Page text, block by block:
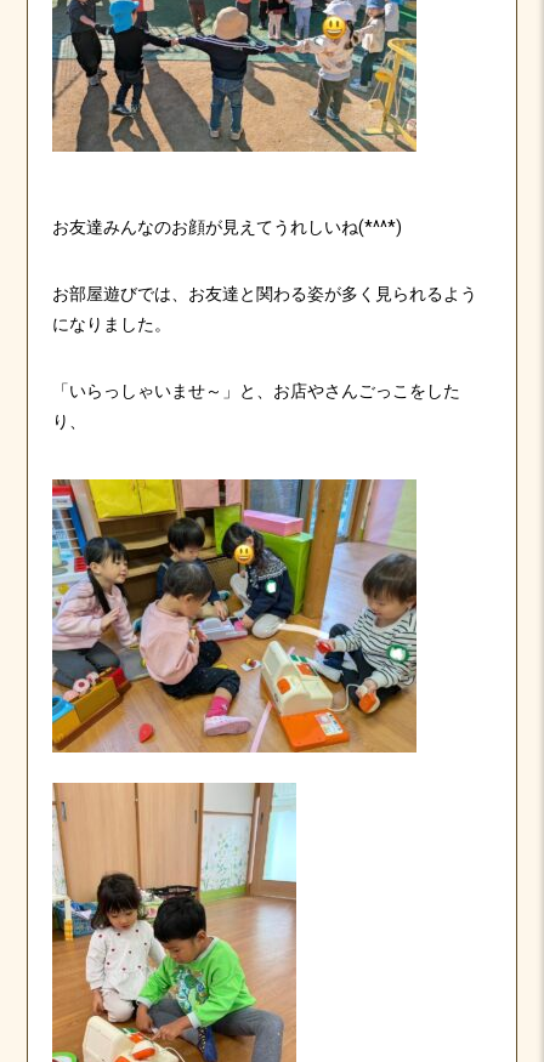
お友達みんなのお顔が見えてうれしいね(*^^*)
お部屋遊びでは、お友達と関わる姿が多く見られるよう
になりました。
「いらっしゃいませ～」と、お店やさんごっこをした
り、